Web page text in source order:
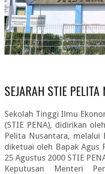
SEJARAH STIE PELITA
Sekolah Tinggi Ilmu
(STIE PENA), didirikan
Pelita Nusantara, melalui
diketuai oleh Bapak Agus
25 Agustus 2000 STIE
Keputusan Menteri